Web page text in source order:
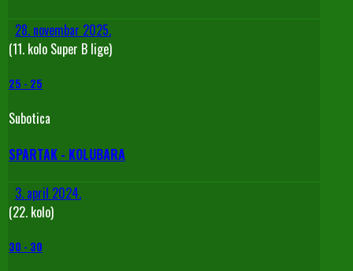
28. novembar 2025.
(11. kolo Super B lige)
25 - 25
Subotica
SPARTAK - KOLUBARA
3. april 2024.
(22. kolo)
30 - 30